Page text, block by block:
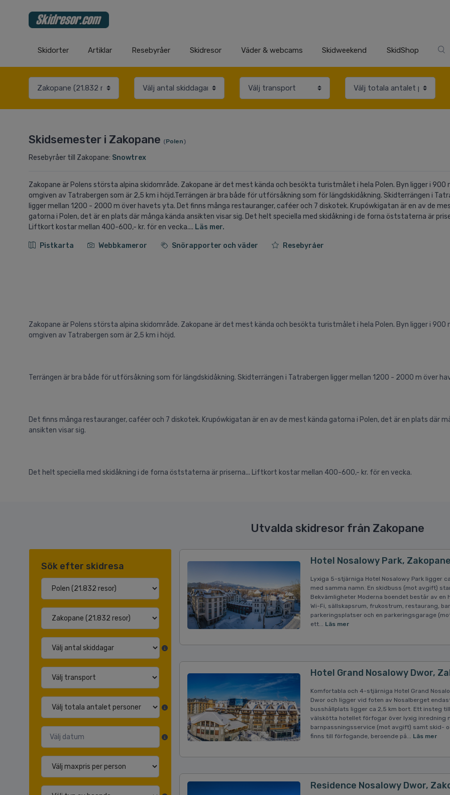
Skidorter Artiklar Resebyråer Skidresor Väder & webcams Skidweekend SkidShop
Skidsemester i Zakopane (Polen)
Resebyråer till Zakopane: Snowtrex
Zakopane är Polens största alpina skidområde. Zakopane är det mest kända och besökta turistmålet i hela Polen. Byn ligger i 900
omgiven av Tatrabergen som är 2,5 km i höjd.Terrängen är bra både för utförsåkning som för längdskidåkning. Skidterrängen i
ligger mellan 1200 - 2000 m över havets yta. Det finns många restauranger, caféer och 7 diskotek. Krupówkigatan är en av de
gatorna i Polen, det är en plats där många kända ansikten visar sig. Det helt speciella med skidåkning i de forna öststaterna är
Liftkort kostar mellan 400-600,- kr. för en vecka.... Läs mer.
Pistkarta Webbkameror Snörapporter och väder Resebyråer
Zakopane är Polens största alpina skidområde. Zakopane är det mest kända och besökta turistmålet i hela Polen. Byn ligger i 900
omgiven av Tatrabergen som är 2,5 km i höjd.
Terrängen är bra både för utförsåkning som för längdskidåkning. Skidterrängen i Tatrabergen ligger mellan 1200 - 2000 m över
Det finns många restauranger, caféer och 7 diskotek. Krupówkigatan är en av de mest kända gatorna i Polen, det är en plats där
ansikten visar sig.
Det helt speciella med skidåkning i de forna öststaterna är priserna... Liftkort kostar mellan 400-600,- kr. för en vecka.
Utvalda skidresor från Zakopane
Sök efter skidresa Hotel Nosalowy Park,
Lyxiga 5-stjärniga Hotel Nosalowy Park ligger
med samma namn. En skidbuss (mot avgift)
Bekvämligheter Moderna boendet består av
Wi-Fi, sällskapsrum, frukostrum, restaurang,
parkeringsplatser och en parkeringsgarage
ett... Läs mer
Hotel Grand Nosalowy Dwor,
Komfortabla och 4-stjärniga Hotel Grand
Dwor och ligger vid foten av Nosalberget
busshållplats ligger ca 2,5 km bort. Ett insteg
välskötta hotellet förfogar över lyxig inredning
barnpassningsservice (mot avgift) samt skid-
finns till förfogande, beroende på... Läs mer
Residence Nosalowy Dwor,